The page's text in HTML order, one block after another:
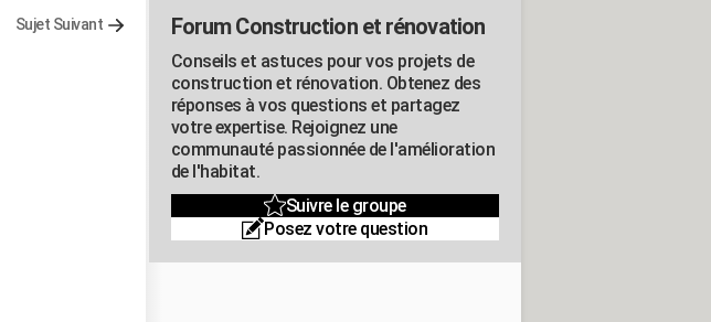
Sujet Suivant Forum Construction et rénovation
Conseils et astuces pour vos projets de
construction et rénovation. Obtenez des
réponses à vos questions et partagez
votre expertise. Rejoignez une
communauté passionnée de l'amélioration
de l'habitat.
Suivre le groupe
Posez votre question